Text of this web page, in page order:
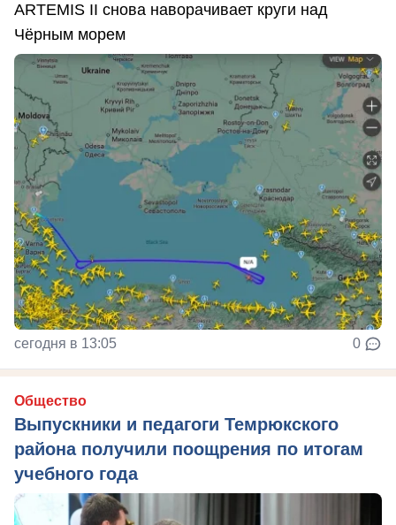
ARTEMIS II снова наворачивает круги над
Чёрным морем
сегодня в 13:05 0
Общество
Выпускники и педагоги Темрюкского
района получили поощрения по итогам
учебного года